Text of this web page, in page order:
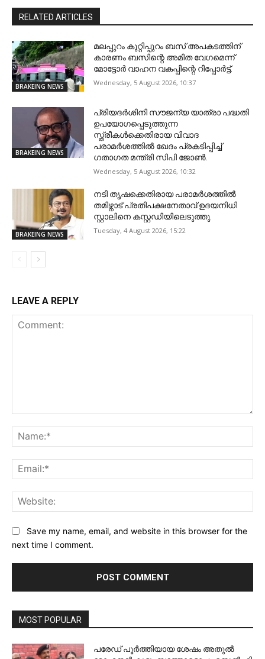
RELATED ARTICLES
BRAKEING NEWS
മലപ്പുറം കുറ്റിപ്പുറം ബസ് അപകടത്തിന്
കാരണം ബസിന്റെ അമിത വേഗമെന്ന്
മോട്ടോർ വാഹന വകപ്പിന്റെ റിപ്പോർട്ട്.
Wednesday, 5 August 2026, 10:37
BRAKEING NEWS
പ്രിയദർശിനി സൗജന്യ യാത്രാ പദ്ധതി
ഉപയോഗപ്പെടുത്തുന്ന
സ്ത്രീകൾക്കെതിരായ വിവാദ
പരാമർശത്തിൽ ഖേദം പ്രകടിപ്പിച്ച്
ഗതാഗത മന്ത്രി സിപി ജോൺ.
Wednesday, 5 August 2026, 10:32
BRAKEING NEWS
നടി തൃഷക്കെതിരായ പരാമർശത്തിൽ
തമിഴ്നാട് പ്രതിപക്ഷനേതാവ് ഉദയനിധി
സ്റ്റാലിനെ കസ്റ്റഡിയിലെടുത്തു.
Tuesday, 4 August 2026, 15:22
LEAVE A REPLY
Save my name, email, and website in this browser for the
next time I comment.
MOST POPULAR
പരേഡ് പൂര്‍ത്തിയായ ശേഷം അതുൽ